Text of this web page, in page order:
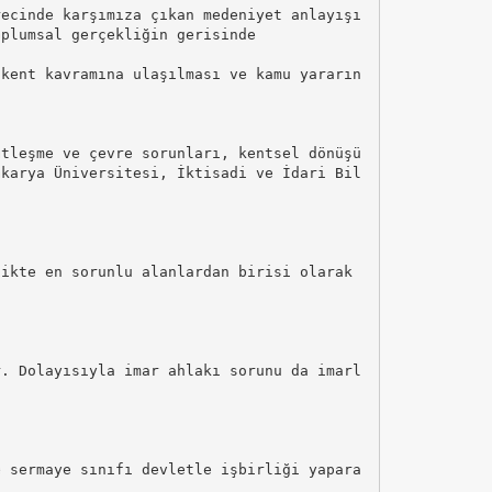
karşımıza çıkan medeniyet anlayışı
gerçekliğin gerisinde
kavramına ulaşılması ve kamu yararın
ve çevre sorunları, kentsel dönüşü
Üniversitesi, İktisadi ve İdari Bil